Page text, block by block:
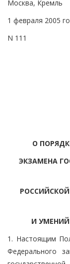
Москва, Кремль
1 февраля 2005
N 111
О
ЭКЗАМЕНА
И
1. Настоящим
Федерального